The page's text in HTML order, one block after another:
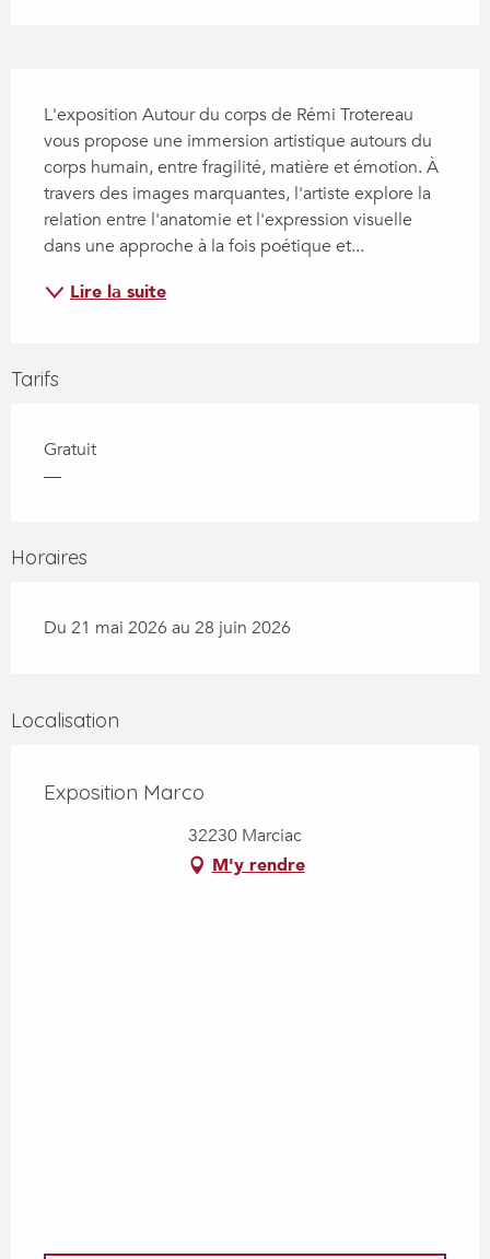
L'exposition Autour du corps de Rémi Trotereau
vous propose une immersion artistique autours du
corps humain, entre fragilité, matière et émotion. À
travers des images marquantes, l'artiste explore la
relation entre l'anatomie et l'expression visuelle
dans une approche à la fois poétique et...
Lire la suite
Tarifs
Gratuit
—
Horaires
Du 21 mai 2026 au 28 juin 2026
Localisation
Exposition Marco
32230 Marciac
M'y rendre